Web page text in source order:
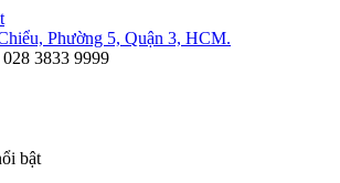
Phường 5, Quận 3, HCM.
3833 9999
bật